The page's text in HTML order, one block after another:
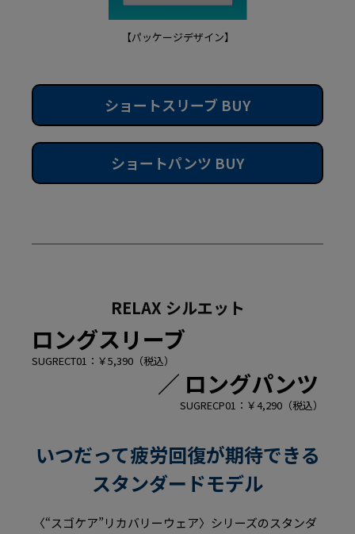
【パッケージデザイン】
ショートスリーブ BUY
ショートパンツ BUY
RELAX シルエット
ロングスリーブ
SUGRECT01：￥5,390（税込）
／ ロングパンツ
SUGRECP01：￥4,290（税込）
いつだって疲労回復が期待できる
スタンダードモデル
〈“スゴケア”リカバリーウェア〉シリーズのスタンダ